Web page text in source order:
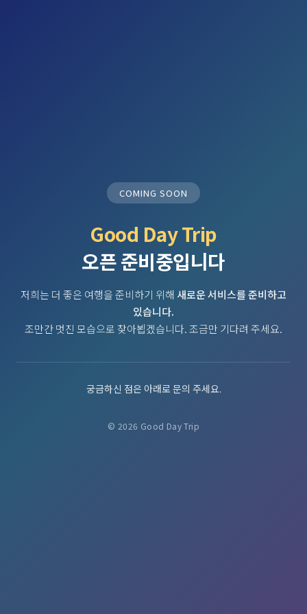
COMING SOON
Good Day Trip
오픈 준비중입니다
저희는 더 좋은 여행을 준비하기 위해 새로운 서비스를 준비하고
있습니다.
조만간 멋진 모습으로 찾아뵙겠습니다. 조금만 기다려 주세요.
궁금하신 점은 아래로 문의 주세요.
© 2026 Good Day Trip